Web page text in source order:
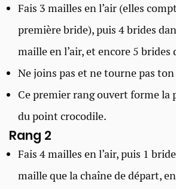
Fais 3 mailles en l’air (elles
première bride), puis 4 brides
maille en l’air, et encore 5 brides
Ne joins pas et ne tourne pas
Ce premier rang ouvert forme la
du point crocodile.
Rang 2
Fais 4 mailles en l’air, puis 1
maille que la chaîne de départ,